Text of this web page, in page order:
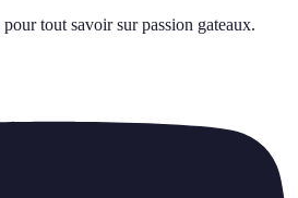
tout savoir sur passion gateaux.